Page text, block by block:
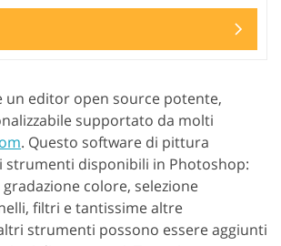
un editor open source potente,
supportato da molti
. Questo software di pittura
strumenti disponibili in Photoshop:
colore, selezione
filtri e tantissime altre
strumenti possono essere aggiunti